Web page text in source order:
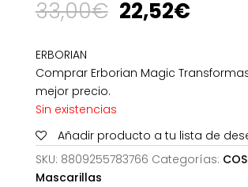
33,00€ El
precio
era:
33,00€.
22,52€El
es:
ERBORIAN
Comprar Erborian Magic
mejor precio.
Sin existencias
Añadir producto a tu lista de
SKU: 8809255783766 Categorías:
Mascarillas